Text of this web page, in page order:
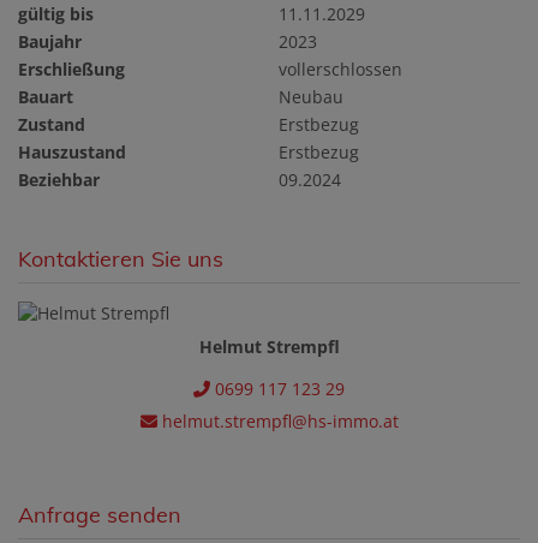
gültig bis
11.11.2029
Baujahr
2023
Erschließung
vollerschlossen
Bauart
Neubau
Zustand
Erstbezug
Hauszustand
Erstbezug
Beziehbar
09.2024
Kontaktieren Sie uns
Helmut Strempfl
0699 117 123 29
helmut.strempfl@hs-immo.at
Anfrage senden